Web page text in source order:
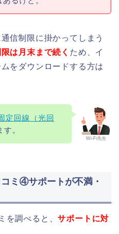
信制限に掛かってしまう
は月末まで続く ため、イ
をダウンロードする方は
Wi-Fi先生
定回線（光回
。
ミ④サポートが不満・
を調べると、サポートに対